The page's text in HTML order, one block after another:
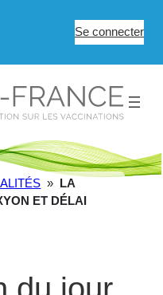
Se connecter
» LA
ET DÉLAI